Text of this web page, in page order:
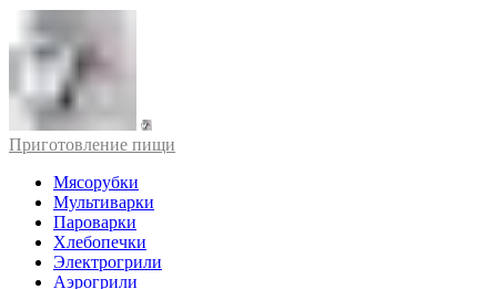
Приготовление пищи
Мясорубки
Мультиварки
Пароварки
Хлебопечки
Электрогрили
Аэрогрили